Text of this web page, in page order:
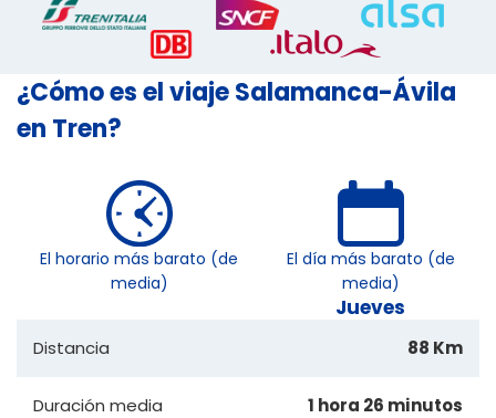
¿Cómo es el viaje Salamanca-Ávila
en Tren?
El horario más barato (de
media)
El día más barato (de
media)
Jueves
Distancia 88 Km
Duración media 1 hora 26 minutos